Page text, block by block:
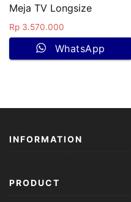
Meja TV Longsize
Rp 3.570.000
WhatsApp
INFORMATION
PRODUCT